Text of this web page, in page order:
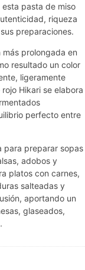
pasta de miso
riqueza
preparaciones.
prolongada en
resultado un color
ligeramente
Hikari se elabora
perfecto entre
para preparar sopas
adobos y
platos con carnes,
salteadas y
aportando un
glaseados,